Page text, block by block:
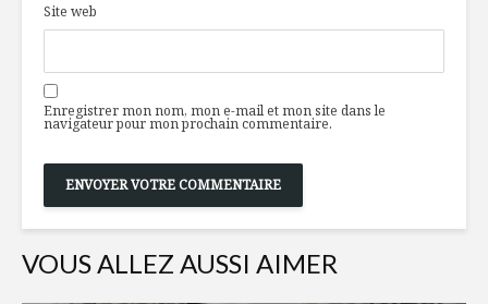
Site web
Enregistrer mon nom, mon e-mail et mon site dans le
navigateur pour mon prochain commentaire.
VOUS ALLEZ AUSSI AIMER